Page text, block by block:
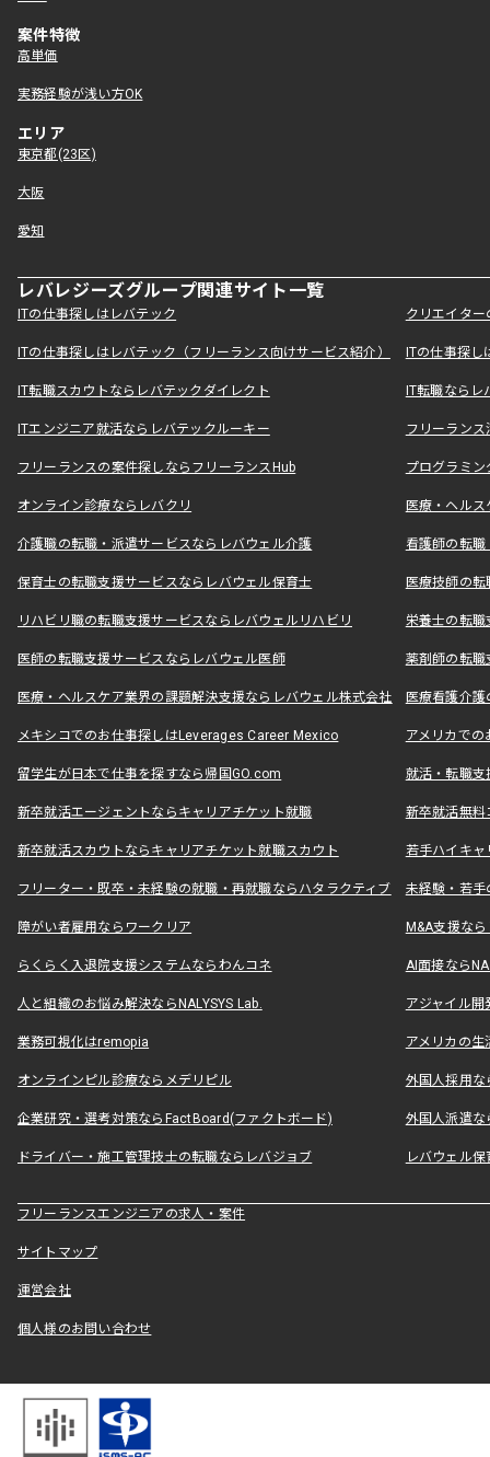
案件特徴
高単価
実務経験が浅い方OK
エリア
東京都(23区)
大阪
愛知
レバレジーズグループ関連サイト一覧
ITの仕事探しはレバテック クリエイタ
ITの仕事探しはレバテック（フリーランス向けサービス紹介） ITの仕事探
IT転職スカウトならレバテックダイレクト IT転職なら
ITエンジニア就活ならレバテックルーキー フリーラン
フリーランスの案件探しならフリーランスHub プログラミ
オンライン診療ならレバクリ 医療・ヘル
介護職の転職・派遣サービスならレバウェル介護 看護師の転
保育士の転職支援サービスならレバウェル保育士 医療技師の
リハビリ職の転職支援サービスならレバウェルリハビリ 栄養士の転
医師の転職支援サービスならレバウェル医師 薬剤師の転
医療・ヘルスケア業界の課題解決支援ならレバウェル株式会社 医療看護介
メキシコでのお仕事探しはLeverages Career Mexico アメリカで
留学生が日本で仕事を探すなら帰国GO.com 就活・転職
新卒就活エージェントならキャリアチケット就職 新卒就活無料
新卒就活スカウトならキャリアチケット就職スカウト 若手ハイキ
フリーター・既卒・未経験の就職・再就職ならハタラクティブ 未経験・若手
障がい者雇用ならワークリア M&A支援な
らくらく入退院支援システムならわんコネ AI面接なら
人と組織のお悩み解決ならNALYSYS Lab. アジャイル
業務可視化はremopia アメリカの
オンラインピル診療ならメデリピル 外国人採用
企業研究・選考対策ならFactBoard(ファクトボード) 外国人派遣な
ドライバー・施工管理技士の転職ならレバジョブ レバウェル
フリーランスエンジニアの求人・案件
サイトマップ
運営会社
個人様のお問い合わせ